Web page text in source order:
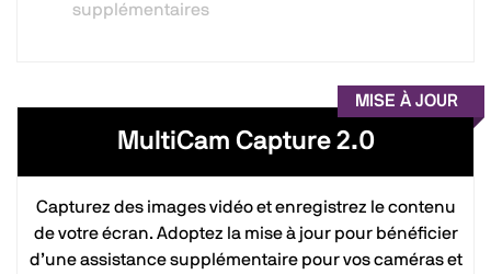
supplémentaires
MISE À JOUR
MultiCam Capture 2.0
Capturez des images vidéo et enregistrez le contenu
de votre écran. Adoptez la mise à jour pour bénéficier
d’une assistance supplémentaire pour vos caméras et